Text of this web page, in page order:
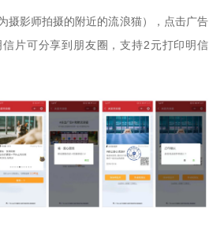
摄影师拍摄的附近的流浪猫），点击广告
片可分享到朋友圈，支持2元打印明信